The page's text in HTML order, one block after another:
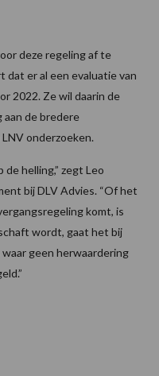
deze regeling af te
er al een evaluatie van
2022. Ze wil daarin de
aan de bredere
onderzoeken.
helling,” zegt Leo
bij DLV Advies. “Of het
komt, is
wordt, gaat het bij
geen herwaardering